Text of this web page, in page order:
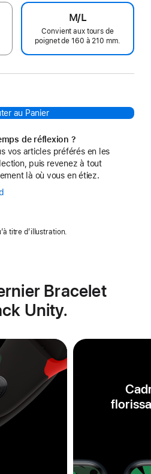
M/L
Convient aux tours de
poignet de 160 à 210 mm.
au Panier
de réflexion ?
vos articles préférés en les
puis revenez à tout
là où vous en étiez.
titre d’illustration.
Bracelet
Unity.